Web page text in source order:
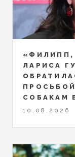
«ФИЛИПП,
ЛАРИСА
СОБАКАМ
10.08.2026